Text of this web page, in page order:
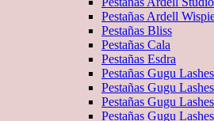
Pestañas Ardell
Pestañas Bliss
Pestañas Cala
Pestañas Esdra
Pestañas Gugu
Pestañas Gugu
Pestañas Gugu
Pestañas Gugu